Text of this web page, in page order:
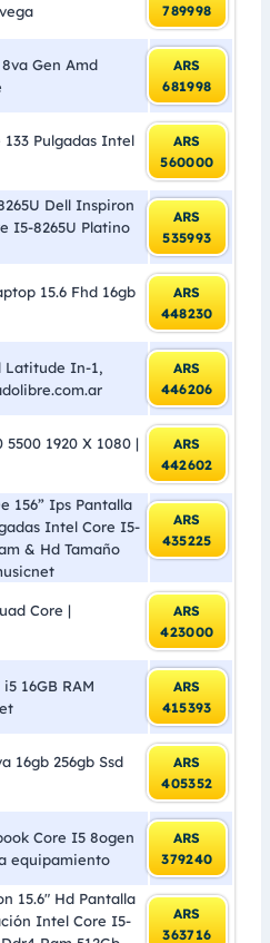
789998
Gen Amd
ARS
681998
Pulgadas Intel
ARS
560000
Dell Inspiron
I5-8265U Platino
ARS
535993
15.6 Fhd 16gb
ARS
448230
Latitude In-1,
ARS
446206
1920 X 1080 |
ARS
442602
156” Ips Pantalla
Intel Core I5-
& Hd Tamaño
ARS
435225
Core |
ARS
423000
16GB RAM
ARS
415393
16gb 256gb Ssd
ARS
405352
Core I5 8ogen
equipamiento
ARS
379240
15.6″ Hd Pantalla
Intel Core I5-
ARS
363716